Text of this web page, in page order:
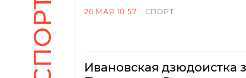
26 МАЯ 10:57 СПОРТ
Ивановская дзюдоистка